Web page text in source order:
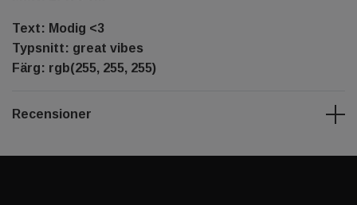
Text: Modig <3
Typsnitt: great vibes
Färg: rgb(255, 255, 255)
Recensioner